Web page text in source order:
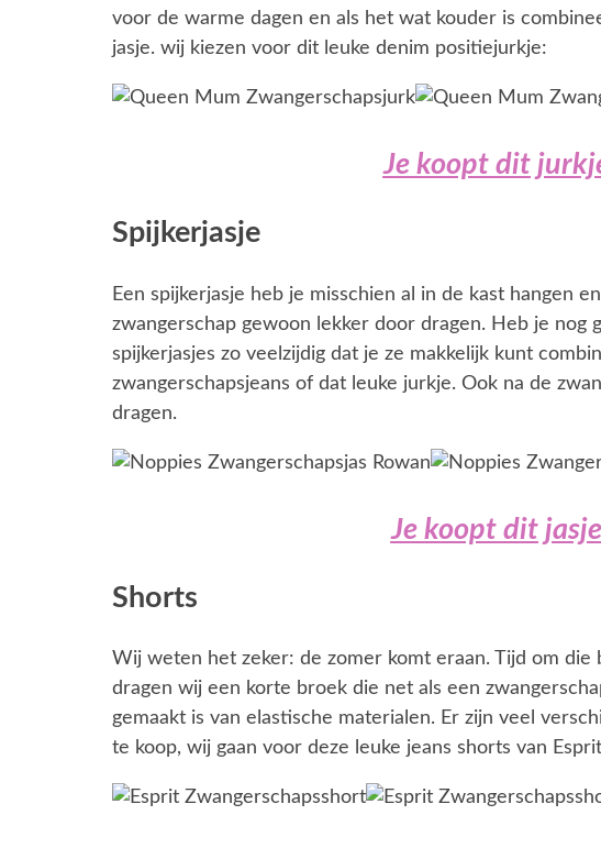
voor de warme dagen en als het wat kouder is
jasje. wij kiezen voor dit leuke denim positiejurkje:
Je koopt dit
Spijkerjasje
Een spijkerjasje heb je misschien al in de kast hangen
zwangerschap gewoon lekker door dragen. Heb je nog
spijkerjasjes zo veelzijdig dat je ze makkelijk kunt
zwangerschapsjeans of dat leuke jurkje. Ook na de
dragen.
Je koopt dit
Shorts
Wij weten het zeker: de zomer komt eraan. Tijd om
dragen wij een korte broek die net als een
gemaakt is van elastische materialen. Er zijn veel
te koop, wij gaan voor deze leuke jeans shorts van